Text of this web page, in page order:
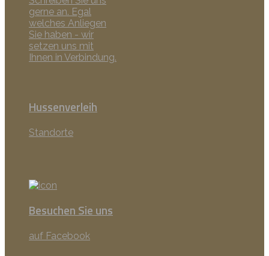
gerne an. Egal
welches Anliegen
Sie haben - wir
setzen uns mit
Ihnen in Verbindung.
Hussenverleih
Standorte
Besuchen Sie uns
auf Facebook